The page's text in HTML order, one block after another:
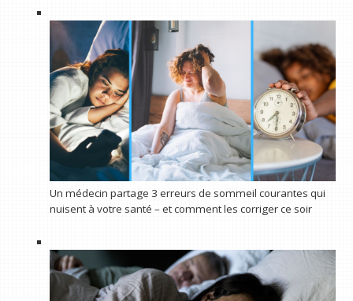
Un médecin partage 3 erreurs de sommeil courantes qui
nuisent à votre santé – et comment les corriger ce soir